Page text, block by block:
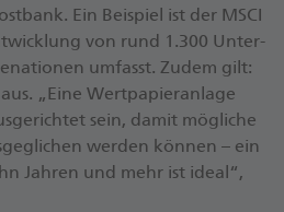
Ein Bei­spiel ist der MSCI
von rund 1.300 Un­ter­
um­fasst. Zudem gilt:
„Eine Wert­pa­pier­an­la­ge
sein, damit mög­li­che
wer­den kön­nen – ein
Jah­ren und mehr ist ideal“,